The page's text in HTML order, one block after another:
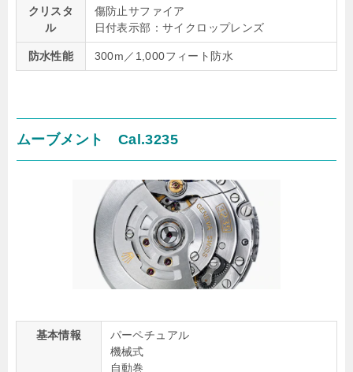
クリスタ
ル
傷防止サファイア
日付表示部：サイクロップレンズ
防水性能 300m／1,000フィート防水
ムーブメント Cal.3235
基本情報
パーペチュアル
機械式
自動巻